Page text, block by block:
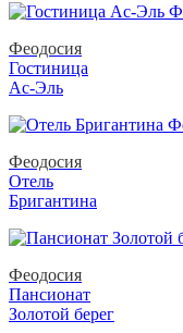
Феодосия
Гостиница
Ас-Эль
Феодосия
Отель
Бригантина
Феодосия
Пансионат
Золотой берег